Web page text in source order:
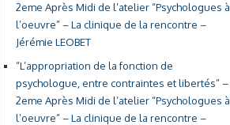
2eme Après Midi de l’atelier “Psychologues à
l’oeuvre” – La clinique de la rencontre –
Jérémie LEOBET
“L’appropriation de la fonction de
psychologue, entre contraintes et libertés” –
2eme Après Midi de l’atelier “Psychologues à
l’oeuvre” – La clinique de la rencontre –